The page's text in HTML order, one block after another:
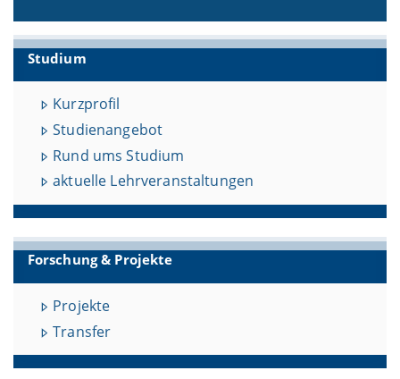
Studium
Kurzprofil
Studienangebot
Rund ums Studium
aktuelle Lehrveranstaltungen
Forschung & Projekte
Projekte
Transfer